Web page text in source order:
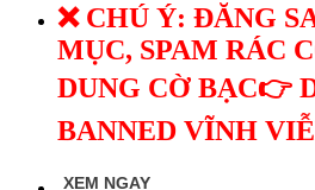
❌ CHÚ Ý: ĐĂNG
MỤC, SPAM RÁC
DUNG CỜ BẠC👉
BANNED VĨNH